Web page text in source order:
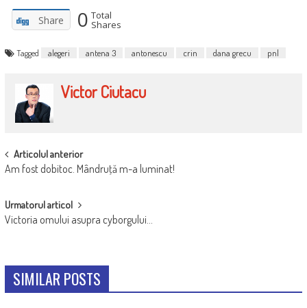
Share 0 Total
Shares
Tagged alegeri antena 3 antonescu crin dana grecu pnl
Victor Ciutacu
POST
NAVIGATION
Articolul anterior
Am fost dobitoc. Mândruţă m-a luminat!
Urmatorul articol
Victoria omului asupra cyborgului…
SIMILAR POSTS